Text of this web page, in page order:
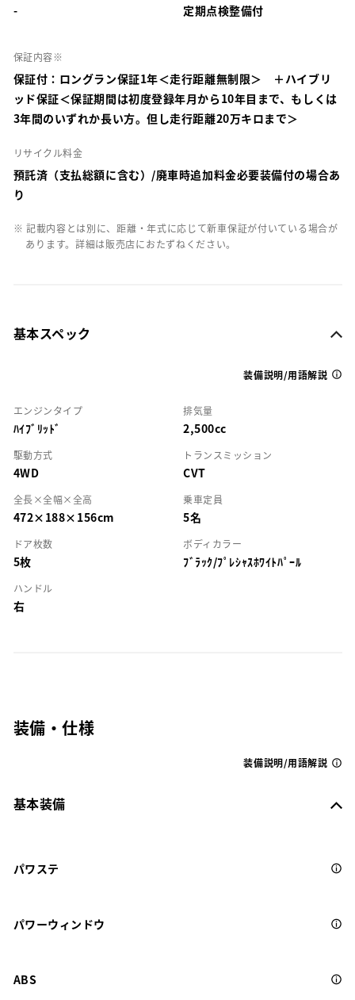
- 定期点検整備付
保証内容※
保証付：ロングラン保証1年＜走行距離無制限＞ ＋ハイブリ
ッド保証＜保証期間は初度登録年月から10年目まで、もしくは
3年間のいずれか長い方。但し走行距離20万キロまで＞
リサイクル料金
預託済（支払総額に含む）/廃車時追加料金必要装備付の場合あ
り
※ 記載内容とは別に、距離・年式に応じて新車保証が付いている場合が
あります。詳細は販売店におたずねください。
基本スペック
装備説明/用語解説
エンジンタイプ
ﾊｲﾌﾞﾘｯﾄﾞ
排気量
2,500cc
駆動方式
4WD
トランスミッション
CVT
全長×全幅×全高
472×188×156cm
乗車定員
5名
ドア枚数
5枚
ボディカラー
ﾌﾞﾗｯｸ/ﾌﾟﾚｼｬｽﾎﾜｲﾄﾊﾟｰﾙ
ハンドル
右
装備・仕様
装備説明/用語解説
基本装備
パワステ
パワーウィンドウ
ABS